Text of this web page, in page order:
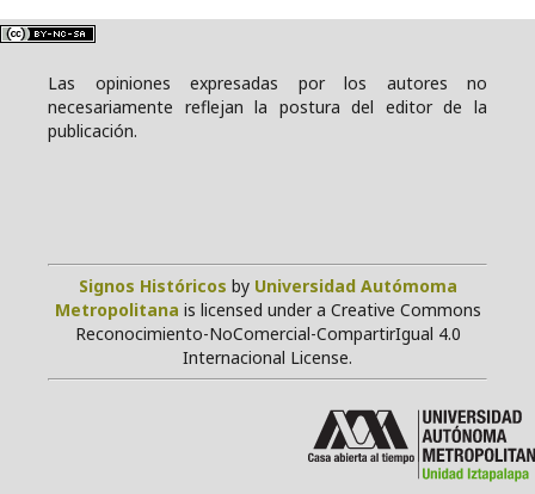
Las opiniones expresadas por los autores no
necesariamente reflejan la postura del editor de la
publicación.
Signos Históricos by Universidad Autómoma
Metropolitana is licensed under a Creative Commons
Reconocimiento-NoComercial-CompartirIgual 4.0
Internacional License.